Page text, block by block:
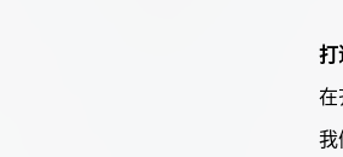
在
我